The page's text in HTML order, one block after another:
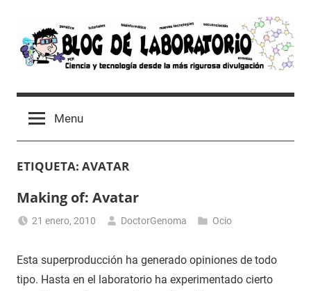
content
Blog
de
Laboratorio
Tutoriales,
Ocio
un
Laboratorio
Molecular
Menu
ETIQUETA: AVATAR
Making of: Avatar
21 enero, 2010 DoctorGenoma Ocio
Esta superproducción ha generado opiniones de todo
tipo. Hasta en el laboratorio ha experimentado cierto